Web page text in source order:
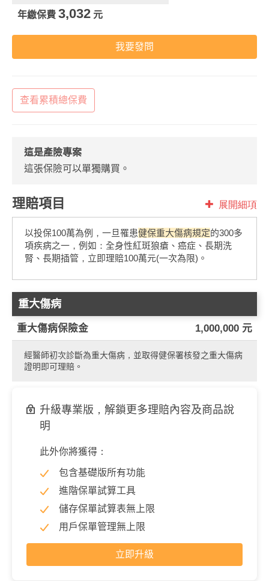
年繳保費 3,032 元
我要發問
查看累積總保費
這是產險專案
這張保險可以單獨購買。
理賠項目 展開細項
以投保100萬為例，一旦罹患健保重大傷病規定的300多
項疾病之一，例如：全身性紅斑狼瘡、癌症、長期洗
腎、長期插管，立即理賠100萬元(一次為限)。
重大傷病
重大傷病保險金 1,000,000 元
經醫師初次診斷為重大傷病，並取得健保署核發之重大傷病
證明即可理賠。
升級專業版，解鎖更多理賠內容及商品說
明
此外你將獲得：
包含基礎版所有功能
進階保單試算工具
儲存保單試算表無上限
用戶保單管理無上限
立即升級